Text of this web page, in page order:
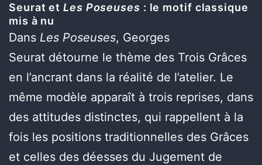
Seurat et Les Poseuses : le motif classique
mis à nu
Dans Les Poseuses, Georges
Seurat détourne le thème des Trois Grâces
en l’ancrant dans la réalité de l’atelier. Le
même modèle apparaît à trois reprises, dans
des attitudes distinctes, qui rappellent à la
fois les positions traditionnelles des Grâces
et celles des déesses du Jugement de